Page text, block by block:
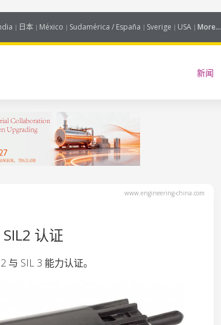
日本 México Sudamérica / España Sverige USA More...
新闻
www.engineering-china.com
认证
SIL 3 能力认证。